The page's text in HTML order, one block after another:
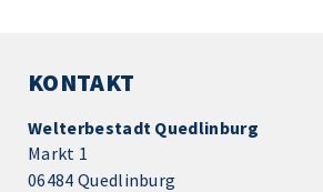
KONTAKT
Welterbestadt Quedlinburg
Markt 1
06484 Quedlinburg